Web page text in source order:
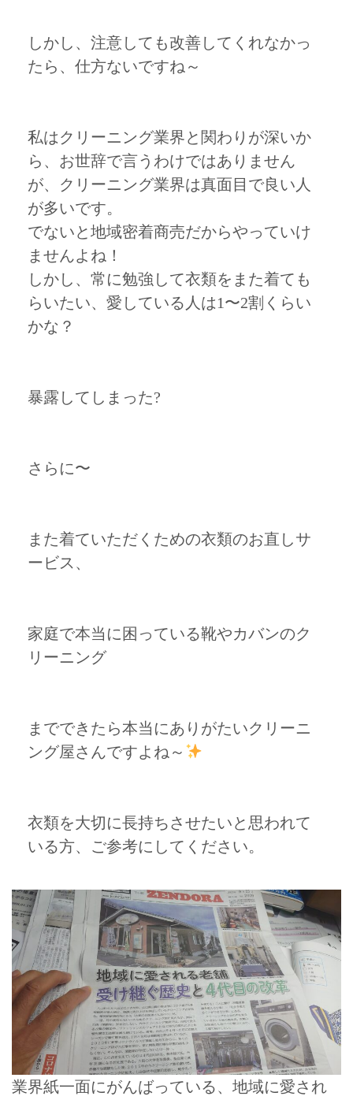
しかし、注意しても改善してくれなかっ
たら、仕方ないですね～
私はクリーニング業界と関わりが深いか
ら、お世辞で言うわけではありません
が、クリーニング業界は真面目で良い人
が多いです。
でないと地域密着商売だからやっていけ
ませんよね！
しかし、常に勉強して衣類をまた着ても
らいたい、愛している人は1〜2割くらい
かな？
暴露してしまった?
さらに〜
また着ていただくための衣類のお直しサ
ービス、
家庭で本当に困っている靴やカバンのク
リーニング
までできたら本当にありがたいクリーニ
ング屋さんですよね～
衣類を大切に長持ちさせたいと思われて
いる方、ご参考にしてください。
業界紙一面にがんばっている、地域に愛され